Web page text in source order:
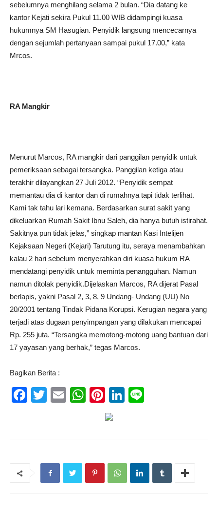
sebelumnya menghilang selama 2 bulan. “Dia datang ke
kantor Kejati sekira Pukul 11.00 WIB didampingi kuasa
hukumnya SM Hasugian. Penyidik langsung mencecarnya
dengan sejumlah pertanyaan sampai pukul 17.00,” kata
Mrcos.
RA Mangkir
Menurut Marcos, RA mangkir dari panggilan penyidik untuk
pemeriksaan sebagai tersangka. Panggilan ketiga atau
terakhir dilayangkan 27 Juli 2012. “Penyidik sempat
memantau dia di kantor dan di rumahnya tapi tidak terlihat.
Kami tak tahu lari kemana. Berdasarkan surat sakit yang
dikeluarkan Rumah Sakit Ibnu Saleh, dia hanya butuh istirahat.
Sakitnya pun tidak jelas,” singkap mantan Kasi Intelijen
Kejaksaan Negeri (Kejari) Tarutung itu, seraya menambahkan
kalau 2 hari sebelum menyerahkan diri kuasa hukum RA
mendatangi penyidik untuk meminta penangguhan. Namun
namun ditolak penyidik.Dijelaskan Marcos, RA dijerat Pasal
berlapis, yakni Pasal 2, 3, 8, 9 Undang- Undang (UU) No
20/2001 tentang Tindak Pidana Korupsi. Kerugian negara yang
terjadi atas dugaan penyimpangan yang dilakukan mencapai
Rp. 255 juta. “Tersangka memotong-motong uang bantuan dari
17 yayasan yang berhak,” tegas Marcos.
Bagikan Berita :
Facebook
Twitter
EmailWhatsApp
Pinterest
LinkedIn